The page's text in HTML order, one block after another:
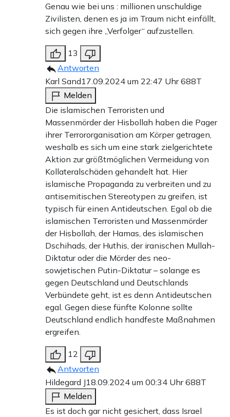
Genau wie bei uns : millionen unschuldige
Zivilisten, denen es ja im Traum nicht einfällt,
sich gegen ihre „Verfolger“ aufzustellen.
13
Antworten
Karl Sand17.09.2024 um 22:47 Uhr688T
Melden
Die islamischen Terroristen und
Massenmörder der Hisbollah haben die Pager
ihrer Terrororganisation am Körper getragen,
weshalb es sich um eine stark zielgerichtete
Aktion zur größtmöglichen Vermeidung von
Kollateralschäden gehandelt hat. Hier
islamische Propaganda zu verbreiten und zu
antisemitischen Stereotypen zu greifen, ist
typisch für einen Antideutschen. Egal ob die
islamischen Terroristen und Massenmörder
der Hisbollah, der Hamas, des islamischen
Dschihads, der Huthis, der iranischen Mullah-
Diktatur oder die Mörder des neo-
sowjetischen Putin-Diktatur – solange es
gegen Deutschland und Deutschlands
Verbündete geht, ist es denn Antideutschen
egal. Gegen diese fünfte Kolonne sollte
Deutschland endlich handfeste Maßnahmen
ergreifen.
12
Antworten
Hildegard J18.09.2024 um 00:34 Uhr688T
Melden
Es ist doch gar nicht gesichert, dass Israel